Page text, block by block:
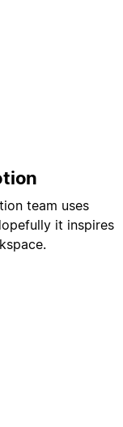
team uses
it inspires